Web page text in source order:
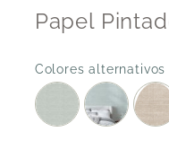
Papel
Colores alternativos